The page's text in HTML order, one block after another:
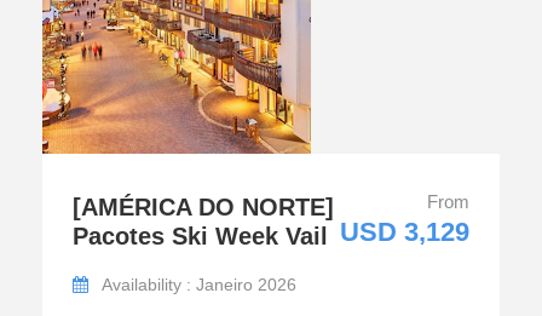
[AMÉRICA DO NORTE]
Pacotes Ski Week Vail
From
USD 3,129
Availability : Janeiro 2026